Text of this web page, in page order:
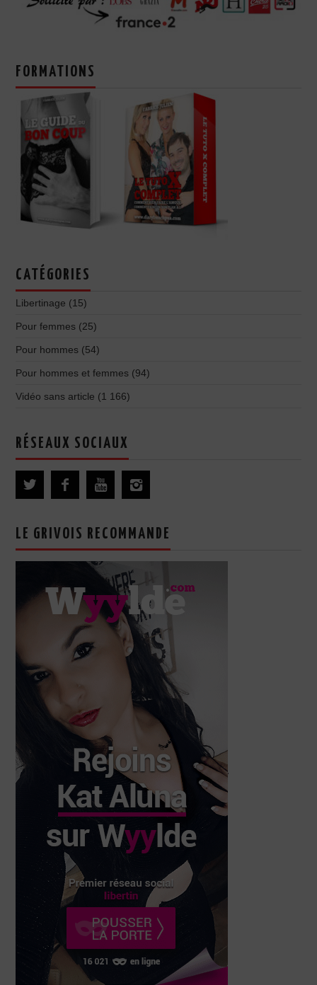
FORMATIONS
CATÉGORIES
Libertinage (15)
Pour femmes (25)
Pour hommes (54)
Pour hommes et femmes (94)
Vidéo sans article (1 166)
RÉSEAUX SOCIAUX
LE GRIVOIS RECOMMANDE